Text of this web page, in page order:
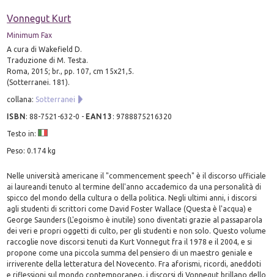
Vonnegut Kurt
Minimum Fax
A cura di Wakefield D.
Traduzione di M. Testa.
Roma, 2015; br., pp. 107, cm 15x21,5.
(Sotterranei. 181).
collana: Sotterranei
ISBN:88-7521-632-0 - EAN13 :9788875216320
Testo in:
Peso: 0.174 kg
Nelle università americane il "commencement speech" è il discorso ufficiale
ai laureandi tenuto al termine dell'anno accademico da una personalità di
spicco del mondo della cultura o della politica. Negli ultimi anni, i discorsi
agli studenti di scrittori come David Foster Wallace (Questa è l'acqua) e
George Saunders (L'egoismo è inutile) sono diventati grazie al passaparola
dei veri e propri oggetti di culto, per gli studenti e non solo. Questo volume
raccoglie nove discorsi tenuti da Kurt Vonnegut fra il 1978 e il 2004, e si
propone come una piccola summa del pensiero di un maestro geniale e
irriverente della letteratura del Novecento. Fra aforismi, ricordi, aneddoti
e riflessioni sul mondo contemporaneo, i discorsi di Vonnegut brillano dello